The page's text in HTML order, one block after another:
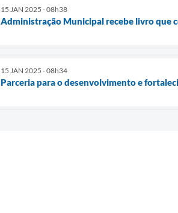
15 JAN 2025 - 08h38
Administração Municipal recebe livro que
15 JAN 2025 - 08h34
Parceria para o desenvolvimento e